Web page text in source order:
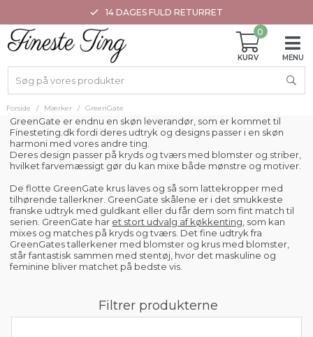
14 DAGES FULD RETURRET
0
Forside / Mærker / GreenGate
GreenGate er endnu en skøn leverandør, som er kommet til
Finesteting.dk fordi deres udtryk og designs passer i en skøn
harmoni med vores andre ting.
Deres design passer på kryds og tværs med blomster og striber,
hvilket farvemæssigt gør du kan mixe både mønstre og motiver.
De flotte GreenGate krus laves og så som lattekropper med
tilhørende tallerkner. GreenGate skålene er i det smukkeste
franske udtryk med guldkant eller du får dem som fint match til
serien. GreenGate har et stort udvalg af køkkenting , som kan
mixes og matches på kryds og tværs. Det fine udtryk fra
GreenGates tallerkener med blomster og krus med blomster,
står fantastisk sammen med stentøj, hvor det maskuline og
feminine bliver matchet på bedste vis.
Filtrer produkterne